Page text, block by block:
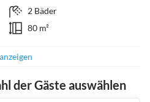
2 Bäder
80 m²
der Gäste auswählen